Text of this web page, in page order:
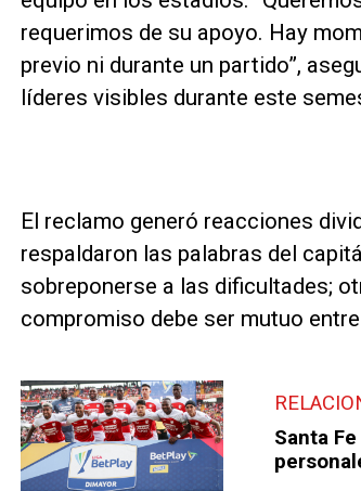
requerimos de su apoyo. Hay
previo ni durante un partido”,
líderes visibles durante este
El reclamo generó reacciones
respaldaron las palabras del
sobreponerse a las dificultades;
compromiso debe ser mutuo
Santa